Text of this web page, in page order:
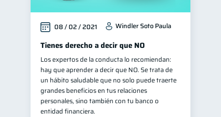
08 / 02 / 2021 Windler Soto Paula
Tienes derecho a decir que NO
Los expertos de la conducta lo recomiendan:
hay que aprender a decir que NO. Se trata de
un hábito saludable que no solo puede traerte
grandes beneficios en tus relaciones
personales, sino también con tu banco o
entidad financiera.